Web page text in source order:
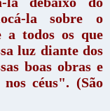
la sobre o
todos os que
luz diante dos
boas obras e
céus". (São